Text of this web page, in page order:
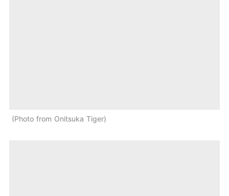
Photo from Onitsuka Tiger